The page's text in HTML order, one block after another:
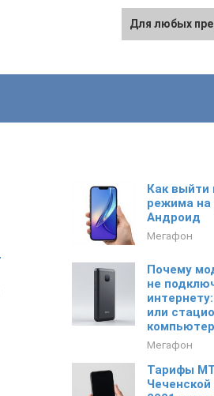
Как выйти
режима на
Андроид
Мегафон
Почему
не
или
Мегафон
Тарифы
Чеченской
Для любых